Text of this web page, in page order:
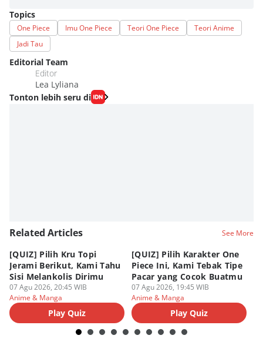
Topics
One Piece Imu One Piece Teori One Piece
Teori Anime
Jadi Tau
Editorial Team
Editor
Lea Lyliana
Tonton lebih seru di
Related Articles See More
[QUIZ] Pilih Kru Topi
Jerami Berikut, Kami Tahu
Sisi Melankolis Dirimu
07 Agu 2026, 20:45 WIB
Anime & Manga
Play Quiz
[QUIZ] Pilih Karakter One
Piece Ini, Kami Tebak Tipe
Pacar yang Cocok Buatmu
07 Agu 2026, 19:45 WIB
Anime & Manga
Play Quiz